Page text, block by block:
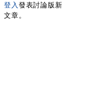
享
會
登入 發表討論版新
文章。